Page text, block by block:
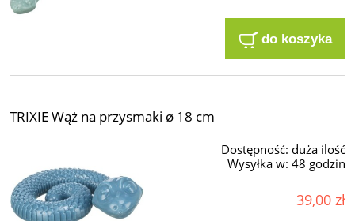
do koszyka
TRIXIE Wąż na przysmaki ø 18 cm
Dostępność: duża ilość
Wysyłka w: 48 godzin
39,00 zł